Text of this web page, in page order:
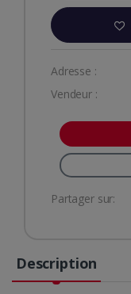
Adresse :
Vendeur :
Partager sur:
Description